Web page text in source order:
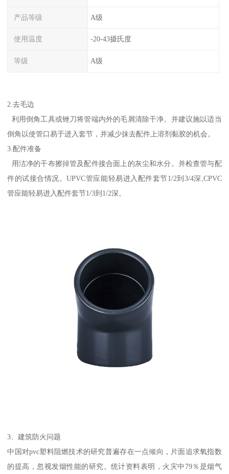
产品等级 A级
使用温度 -20-43摄氏度
等级 A级
2.去毛边
利用倒角工具或锉刀将管端内外的毛屑清除干净。并建议施以适当
倒角以使管口易于进入套节，并减少抹去配件上溶剂黏胶的机会。
3.配件准备
用洁净的干布擦掉管及配件接合面上的灰尘和水分。并检查管与配
件的试接合情况。UPVC管应能轻易进入配件套节1/2到3/4深,CPVC
管应能轻易进入配件套节1/3到1/2深。
3、建筑防火问题
中国对pvc塑料阻燃技术的研究普遍存在一点倾向，片面追求氧指数
的提高，忽视发烟性能的研究。统计资料表明，火灾中79％是烟气